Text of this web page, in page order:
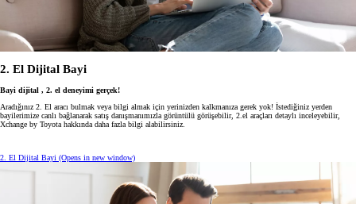
2. El Dijital Bayi
Bayi dijital , 2. el deneyimi gerçek!
Aradığınız 2. El aracı bulmak veya bilgi almak için yerinizden kalkmanıza gerek yok! İstediğiniz yerden
bayilerimize canlı bağlanarak satış danışmanımızla görüntülü görüşebilir, 2.el araçları detaylı inceleyebilir,
Xchange by Toyota hakkında daha fazla bilgi alabilirsiniz.
2. El Dijital Bayi (Opens in new window)